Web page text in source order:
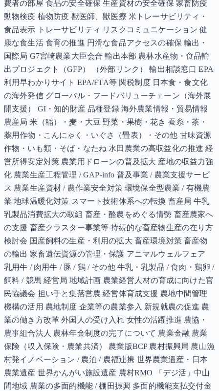
費者の部屋 食品の安全確保 生産資材の安全確保 家畜防疫
動物検疫 植物防疫 獣医師、獣医療 米トレーサビリティ・
食品表示 トレーサビリティ リスクコミュニケーション 健
康な食生活 食育の推進 円滑な食品アクセスの確保 輸出・
国際局 G7宮崎農業大臣会合 輸出本部 農林水産物・食品輸
出プロジェクト（GFP） （外部リンク） 輸出相談窓口 EPA
利用早わかりサイト EPA/FTA等 関税制度 日本食・食文化
の海外発信 グローバル・フードバリューチェーン（海外展
開支援） GI・知的財産 品種登録 海外農業情報・貿易情報
農産局 米（稲）・麦・大豆 野菜・果樹・花き 蚕糸・茶・
薬用作物・こんにゃく・いぐさ（畳表）・その他 甘味資源
作物・いも類・そば・なたね 水田農業の高収益化の推進 経
営所得安定対策 農業用ドローンの普及拡大 産地の収益力強
化 農業生産工程管理 / GAP-info 普及事業 / 農業支援サービ
ス 農業生産資材 / 農作業安全対策 環境保全型農業 / 有機農
業 地球温暖化対策 スマート技術体系への転換 畜産局 牛乳
乳製品消費拡大の取組 畜産・酪農をめぐる情勢 畜産農家へ
の支援 畜産クラスター事業等 持続的な畜産物生産の在り方
検討会 国産飼料の生産・利用の拡大 畜産環境対策 畜産物
の輸出 家畜遺伝資源の管理・保護 アニマルウェルフェア
乳用牛 / 肉用牛 / 豚 / 鶏 / その他 牛乳・乳製品 / 食肉・鶏卵 /
飼料 / 競馬 経営局 地域計画 農業経営人材の育成に向けた官
民協議会 担い手と集落営農 経営体育成支援 農地中間管理
機構の活用 農地制度 企業等の農業参入 新規就農の促進 農
業の働き方改革 外国人の受け入れ 女性の活躍推進 農協・
農事組合法人 農林年金制度の完了について 農業金融 農業
保険（収入保険・農業共済） 農業版BCP 農村振興局 農山漁
村発イノベーション / 農泊 / 農福連携 世界農業遺産・日本
農業遺産 世界かんがい施設遺産 農村RMO 「デジ活」中山
間地域 農業の多面的機能 / 棚田振興 多面的機能支払交付金